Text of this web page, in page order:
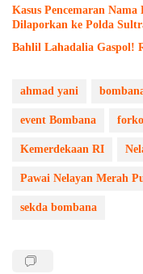
Kasus Pencemaran
Dilaporkan ke Polda
Bahlil Lahadalia Gaspol!
ahmad yani
event Bombana
Kemerdekaan RI
Pawai Nelayan Merah
sekda bombana